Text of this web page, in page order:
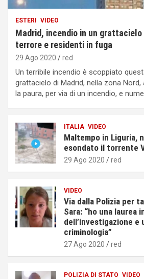
ESTERI VIDEO
Madrid, incendio in un
terrore e residenti in fuga
29 Ago 2020 red
Un terribile incendio è scoppiato
grattacielo di Madrid, nella zona
la paura, per via di un incendio, e
ITALIA VIDEO
Maltempo in Liguria,
esondato il torrente
29 Ago 2020 red
VIDEO
Via dalla Polizia per
Sara: “ho una laurea
dell’investigazione e
criminologia”
27 Ago 2020 red
POLIZIA DI STATO VIDEO